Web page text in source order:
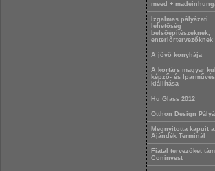
meed +
Izgalmas pályázati
lehetőség
belsőépítészeknek,
enteriőrtervezőknek
A jövő konyhája
A kortárs magyar
képző- és
kiállítása
Hu Glass 2012
Otthon Design
Megnyitotta kapuit
Ajándék Terminál
Fiatal tervezőket
Coninvest